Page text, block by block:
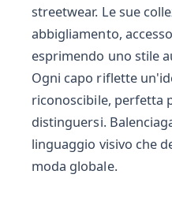
streetwear. Le sue
abbigliamento,
esprimendo uno stile
Ogni capo riflette
riconoscibile, perfetta
distinguersi.
linguaggio visivo che
moda globale.